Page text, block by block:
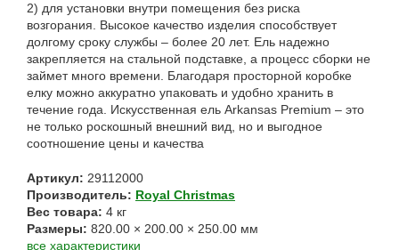
2) для установки внутри помещения без риска
возгорания. Высокое качество изделия способствует
долгому сроку службы – более 20 лет. Ель надежно
закрепляется на стальной подставке, а процесс сборки не
займет много времени. Благодаря просторной коробке
елку можно аккуратно упаковать и удобно хранить в
течение года. Искусственная ель Arkansas Premium – это
не только роскошный внешний вид, но и выгодное
соотношение цены и качества
Артикул: 29112000
Производитель: Royal Christmas
Вес товара: 4 кг
Размеры: 820.00 × 200.00 × 250.00 мм
все характеристики